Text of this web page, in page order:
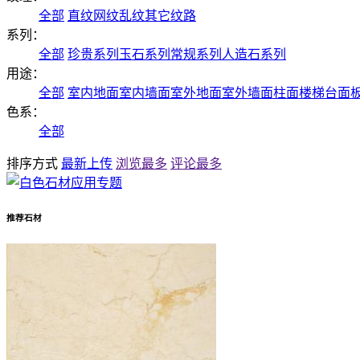
全部 直纹网纹乱纹其它纹路
系列：
全部 珍贵系列 玉石系列 常规系列 人造石系列
用途：
全部 室内地面室内墙面室外地面室外墙面柱面楼梯台面
色系：
全部
排序方式 最新上传 浏览最多 评论最多
推荐石材